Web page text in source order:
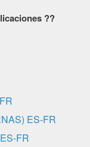
??
ES-FR
FR